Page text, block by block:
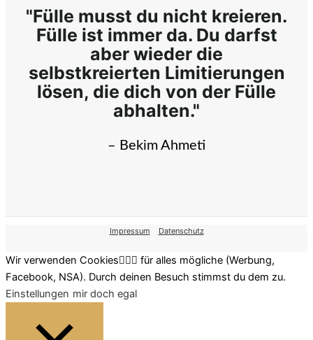
"Fülle musst du nicht kreieren.
Fülle ist immer da. Du darfst
aber wieder die
selbstkreierten Limitierungen
lösen, die dich von der Fülle
abhalten."
– Bekim Ahmeti
Impressum Datenschutz
Wir verwenden Cookies🤷🏽‍♂️ für alles mögliche (Werbung,
Facebook, NSA). Durch deinen Besuch stimmst du dem zu.
Einstellungen mir doch egal